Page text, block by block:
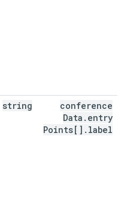
conference
Data . entry
Points[] . label
string